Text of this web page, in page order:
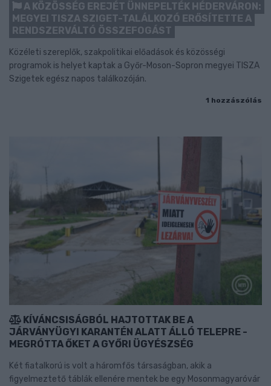
A KÖZÖSSÉG EREJÉT ÜNNEPELTÉK HÉDERVÁRON:
MEGYEI TISZA SZIGET-TALÁLKOZÓ ERŐSÍTETTE A
RENDSZERVÁLTÓ ÖSSZEFOGÁST
Közéleti szereplők, szakpolitikai előadások és közösségi
programok is helyet kaptak a Győr-Moson-Sopron megyei TISZA
Szigetek egész napos találkozóján.
1 hozzászólás
KÍVÁNCSISÁGBÓL HAJTOTTAK BE A
JÁRVÁNYÜGYI KARANTÉN ALATT ÁLLÓ TELEPRE -
MEGRÓTTA ŐKET A GYŐRI ÜGYÉSZSÉG
Két fiatalkorú is volt a háromfős társaságban, akik a
figyelmeztető táblák ellenére mentek be egy Mosonmagyaróvár